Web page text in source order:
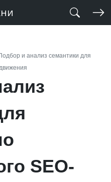
и анализ семантики для
SEO-